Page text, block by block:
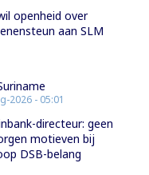
openheid over
aan SLM
2026 - 05:01
directeur: geen
motieven bij
DSB-belang